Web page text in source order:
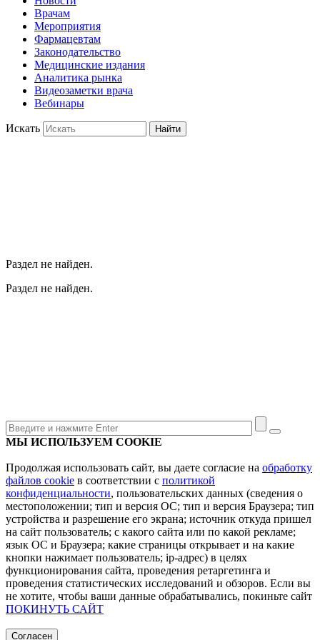
Врачам
Мероприятия
Фармацевтам
Законодательство
Медицинские издания
Аналитика рынка
Видеозаметки врача
Вебинары
Искать Найти
Раздел не найден.
Раздел не найден.
МЫ ИСПОЛЬЗУЕМ COOKIE
Продолжая использовать сайт, вы даете согласие на обработку
файлов cookie в соответствии с политикой
конфиденциальности, пользовательских данных (сведения о
местоположении; тип и версия ОС; тип и версия Браузера; тип
устройства и разрешение его экрана; источник откуда пришел
на сайт пользователь; с какого сайта или по какой рекламе;
язык ОС и Браузера; какие страницы открывает и на какие
кнопки нажимает пользователь; ip-адрес) в целях
функционирования сайта, проведения ретаргетинга и
проведения статистических исследований и обзоров. Если вы
не хотите, чтобы ваши данные обрабатывались, покиньте сайт
ПОКИНУТЬ САЙТ
Согласен